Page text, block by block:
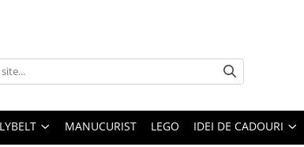
MANUCURIST LEGO IDEI DE CADOURI